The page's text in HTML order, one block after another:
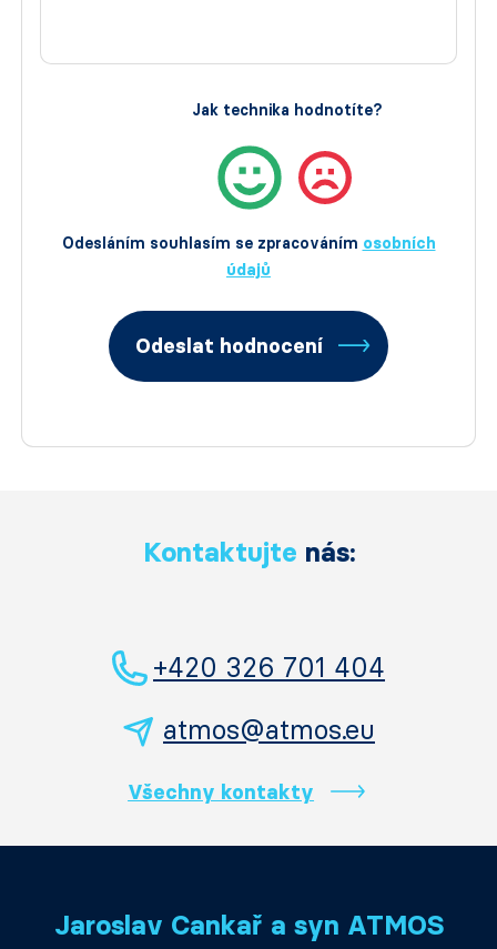
Odesláním souhlasím se zpracováním osobních
údajů
Jak technika hodnotíte?
Odeslat hodnocení
Kontaktujte nás:
+420 326 701 404
atmos@atmos.eu
Všechny kontakty
Jaroslav Cankař a syn ATMOS